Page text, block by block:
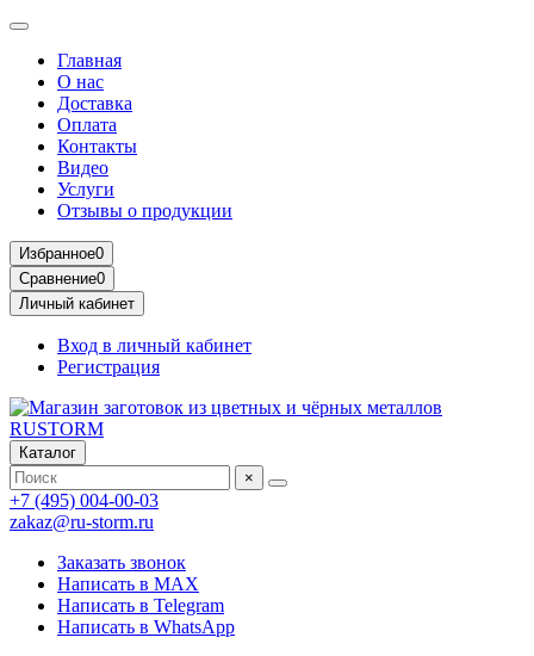
Главная
О нас
Доставка
Оплата
Контакты
Видео
Услуги
Отзывы о продукции
Избранное0
Сравнение0
Личный кабинет
Вход в личный кабинет
Регистрация
Каталог
×
+7 (495) 004-00-03
zakaz@ru-storm.ru
Заказать звонок
Написать в MAX
Написать в Telegram
Написать в WhatsApp